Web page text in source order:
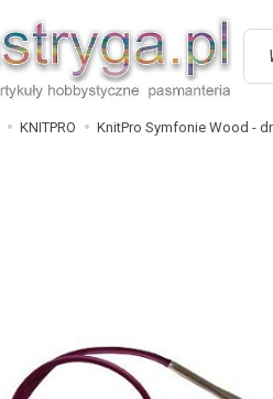
KNITPRO KnitPro Symfonie Wood -